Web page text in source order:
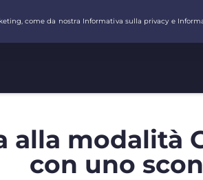
alla modalità
con uno